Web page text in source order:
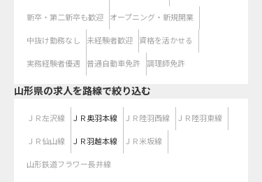
新卒・第二新卒も歓迎 オープニング・新規開業
中抜け勤務なし 未経験者歓迎 資格を活かせる
実務経験者優遇 普通自動車免許 調理師免許
山形県の求人を路線で絞り込む
ＪＲ左沢線 ＪＲ奥羽本線 ＪＲ陸羽西線 ＪＲ陸羽東線
ＪＲ仙山線 ＪＲ羽越本線 ＪＲ米坂線
山形鉄道フラワー長井線